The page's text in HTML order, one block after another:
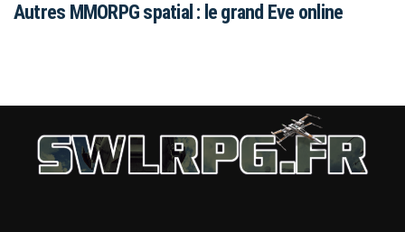
Autres MMORPG spatial : le grand Eve online